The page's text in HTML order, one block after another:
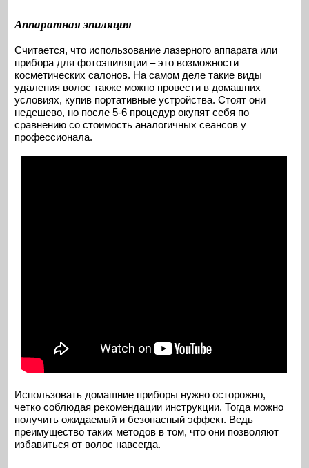
Аппаратная эпиляция
Считается, что использование лазерного аппарата или
прибора для фотоэпиляции – это возможности
косметических салонов. На самом деле такие виды
удаления волос также можно провести в домашних
условиях, купив портативные устройства. Стоят они
недешево, но после 5-6 процедур окупят себя по
сравнению со стоимость аналогичных сеансов у
профессионала.
Использовать домашние приборы нужно осторожно,
четко соблюдая рекомендации инструкции. Тогда можно
получить ожидаемый и безопасный эффект. Ведь
преимущество таких методов в том, что они позволяют
избавиться от волос навсегда.